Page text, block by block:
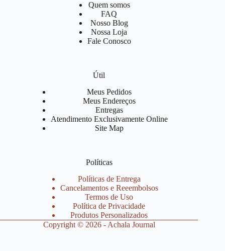
Quem somos
FAQ
Nosso Blog
Nossa Loja
Fale Conosco
Útil
Meus Pedidos
Meus Endereços
Entregas
Atendimento Exclusivamente Online
Site Map
Políticas
Políticas de Entrega
Cancelamentos e Reeembolsos
Termos de Uso
Política de Privacidade
Produtos Personalizados
Copyright © 2026 - Achala Journal